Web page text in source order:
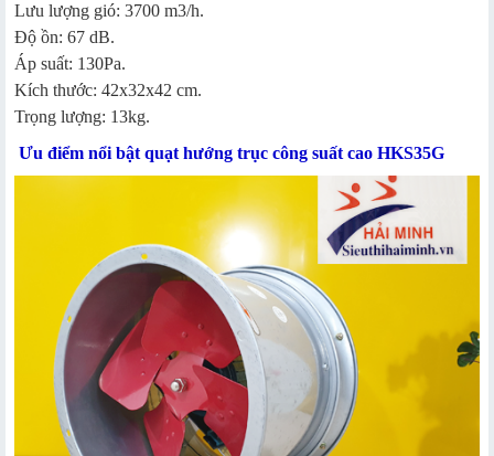
Lưu lượng gió: 3700 m3/h.
Độ ồn: 67 dB.
Áp suất: 130Pa.
Kích thước: 42x32x42 cm.
Trọng lượng: 13kg.
Ưu điểm nổi bật quạt hướng trục công suất cao HKS35G